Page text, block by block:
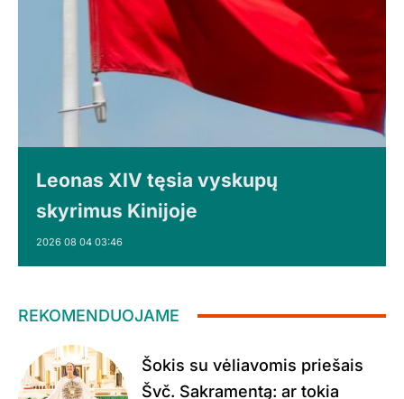
Leonas XIV tęsia vyskupų
skyrimus Kinijoje
2026 08 04 03:46
REKOMENDUOJAME
Šokis su vėliavomis priešais
Švč. Sakramentą: ar tokia